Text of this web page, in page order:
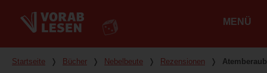
MENÜ
Du bist hier
Startseite ❭ Bücher ❭ Nebelbeute ❭ Rezensionen ❭